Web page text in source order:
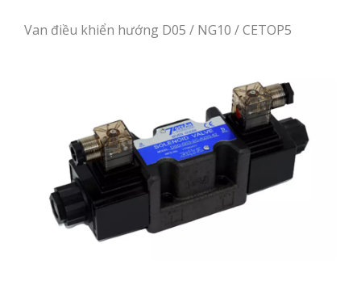
Van điều khiển hướng D05 / NG10 / CETOP5